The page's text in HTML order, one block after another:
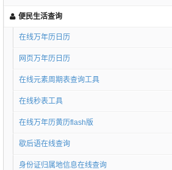
便民生活查询
在线万年历日历
网页万年历日历
在线元素周期表查询工具
在线秒表工具
在线万年历黄历flash版
歇后语在线查询
身份证归属地信息在线查询